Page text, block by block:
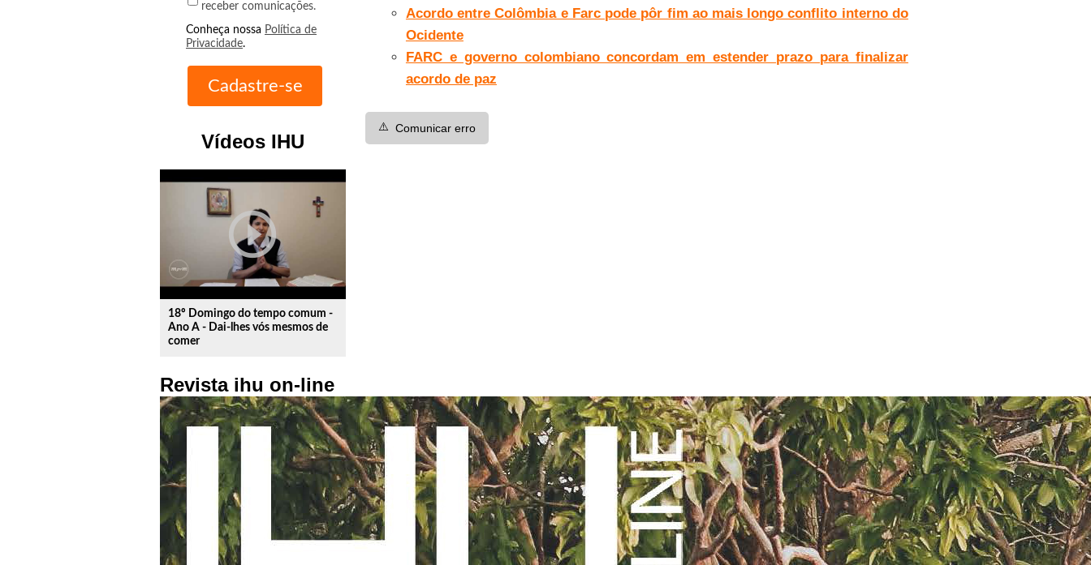
receber comunicações.
Conheça nossa Política de
Privacidade.
Vídeos IHU
play_circle_outline
18º Domingo do tempo comum -
Ano A - Dai-lhes vós mesmos de
comer
Revista ihu on-line
Acordo entre Colômbia e Farc pode pôr fim ao mais longo conflito interno do
Ocidente
FARC e governo colombiano concordam em estender prazo para finalizar
acordo de paz
⚠️ Comunicar erro